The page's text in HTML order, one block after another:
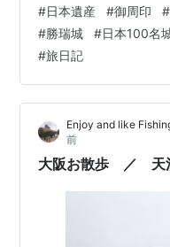
ねて～」の旅 その②。
出した「阿波の北方」
訪れ、競い合って「う
伝えしましたが、勝瑞
で約１時間３０分。
瑞城館跡展示室で目に
#日本遺産 #御周印 #
#勝瑞城 #日本100名
#旅日記
Enjoy and like
前
大阪お散歩 ／ 天